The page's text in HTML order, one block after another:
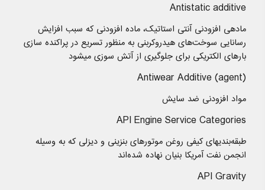
Antistatic additive
مادهی افزودنی آنتی استاتیک، ماده افزودنی که سبب افزایش
رسانایی سوخت‌های هیدروکربنی به منظور تسریع در پراکنده سازی
بارهای الکتریکی برای جلوگیری از آتش سوزی میشود
Antiwear Additive (agent)
مواد افزودنی ضد سایش
API Engine Service Categories
طبقه‌بندیهای کیفی روغن موتورهای بنزینی و دیزلی که به وسیله
انجمن نفت آمریکا بنیان نهاده شده‌اند
API Gravity